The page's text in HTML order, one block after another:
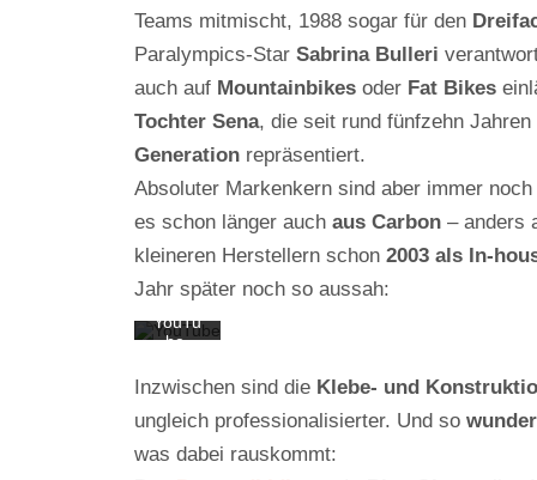
Teams mitmischt, 1988 sogar für den
Paralympics-Star Sabrina Bulleri
auch auf Mountainbikes oder Fat Bikes
Tochter Sena, die seit rund fünfzehn Jahren
Generation repräsentiert.
Absoluter Markenkern sind aber immer noch
es schon länger auch aus Carbon – anders
kleineren Herstellern schon 2003 als In-
Jahr später noch so aussah:
Mit
dem
Laden
des
Videos
akzept
Sie die
Daten
schutz
erkläru
ng von
YouTu
be.
erfahr
en
laden
Inzwischen sind die Klebe- und
ungleich professionalisierter. Und so
was dabei rauskommt: